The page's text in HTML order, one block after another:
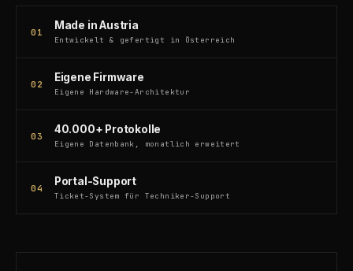
01
Made in Austria
Entwickelt & gefertigt in Österreich
02
Eigene Firmware
Eigene Hardware-Architektur
03
40.000+ Protokolle
Eigene Datenbank, monatlich erweitert
04
Portal-Support
Ticket-System für Techniker-Support